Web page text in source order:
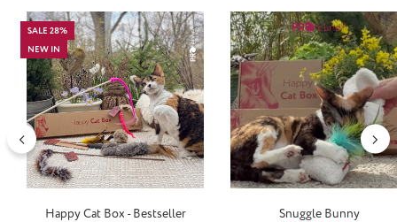
Produktgalerie überspringen
SALE 28%
NEW IN
Happy Cat Box - Bestseller Snuggle Bunny